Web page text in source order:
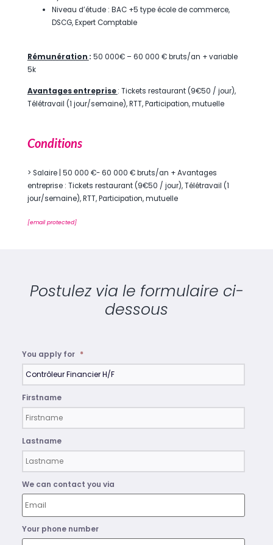
Postulez via le formulaire ci-
dessous
You apply for *
Firstname
Lastname
We can contact you via
Your phone number
Niveau d’étude : BAC +5 type école de commerce,
DSCG, Expert Comptable
Rémunération : 50 000€ – 60 000 € bruts/an + variable
5k
Avantages entreprise: Tickets restaurant (9€50 / jour),
Télétravail (1 jour/semaine), RTT, Participation, mutuelle
Conditions
> Salaire | 50 000 €- 60 000 € bruts/an + Avantages
entreprise : Tickets restaurant (9€50 / jour), Télétravail (1
jour/semaine), RTT, Participation, mutuelle
[email protected]